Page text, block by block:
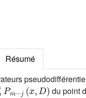
Résumé
Pm-j(x,D)
du point